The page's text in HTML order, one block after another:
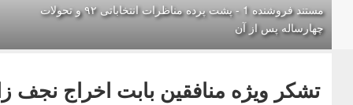
مستند فروشنده 1 - پشت پرده مناظرات انتخاباتی ۹۲ و تحولات
چهارساله پس از آن
تشکر ویژه منافقین بابت اخراج نجف